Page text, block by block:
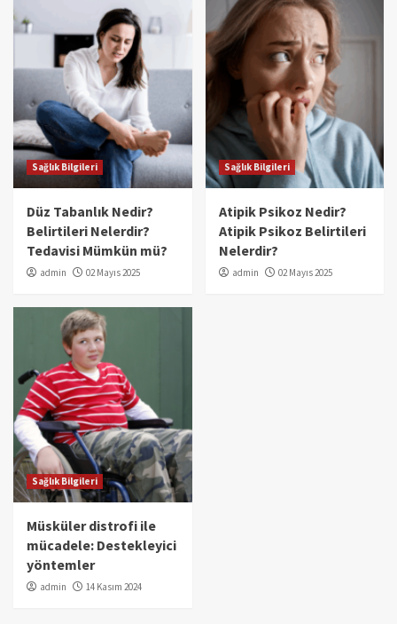
Sağlık Bilgileri
Düz Tabanlık Nedir?
Belirtileri Nelerdir?
Tedavisi Mümkün mü?
admin 02 Mayıs 2025
Sağlık Bilgileri
Atipik Psikoz Nedir?
Atipik Psikoz Belirtileri
Nelerdir?
admin 02 Mayıs 2025
Sağlık Bilgileri
Müsküler distrofi ile
mücadele: Destekleyici
yöntemler
admin 14 Kasım 2024